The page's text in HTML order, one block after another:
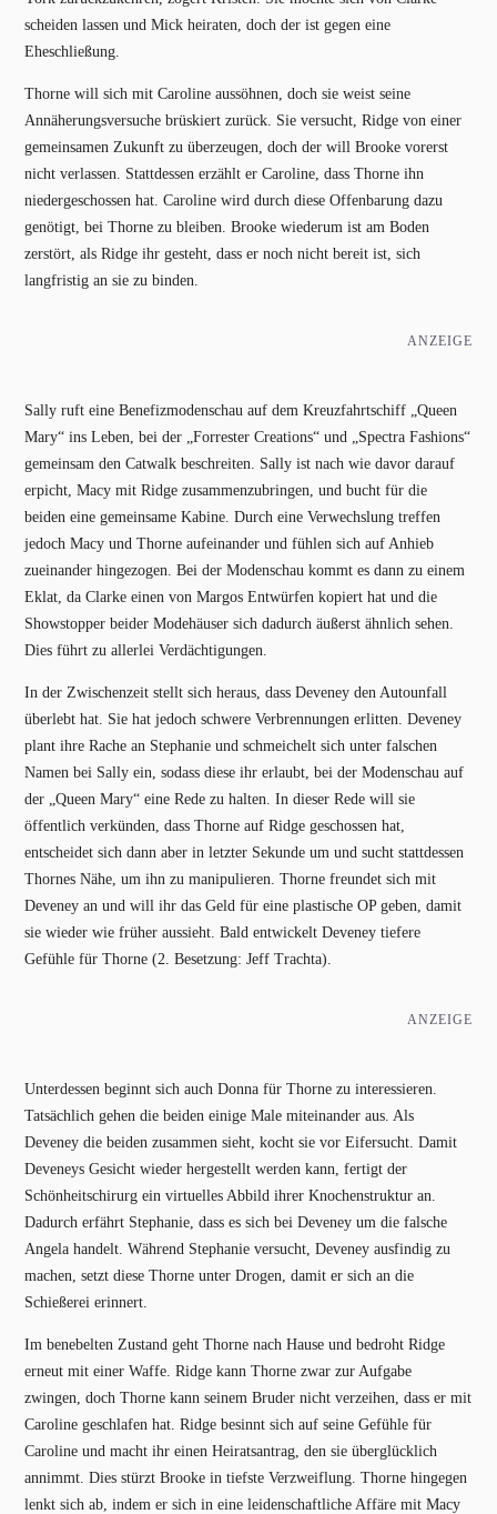
scheiden lassen und Mick heiraten, doch der ist gegen eine
Eheschließung.
Thorne will sich mit Caroline aussöhnen, doch sie weist seine
Annäherungsversuche brüskiert zurück. Sie versucht, Ridge von einer
gemeinsamen Zukunft zu überzeugen, doch der will Brooke vorerst
nicht verlassen. Stattdessen erzählt er Caroline, dass Thorne ihn
niedergeschossen hat. Caroline wird durch diese Offenbarung dazu
genötigt, bei Thorne zu bleiben. Brooke wiederum ist am Boden
zerstört, als Ridge ihr gesteht, dass er noch nicht bereit ist, sich
langfristig an sie zu binden.
ANZEIGE
Sally ruft eine Benefizmodenschau auf dem Kreuzfahrtschiff „Queen
Mary“ ins Leben, bei der „Forrester Creations“ und „Spectra Fashions“
gemeinsam den Catwalk beschreiten. Sally ist nach wie davor darauf
erpicht, Macy mit Ridge zusammenzubringen, und bucht für die
beiden eine gemeinsame Kabine. Durch eine Verwechslung treffen
jedoch Macy und Thorne aufeinander und fühlen sich auf Anhieb
zueinander hingezogen. Bei der Modenschau kommt es dann zu einem
Eklat, da Clarke einen von Margos Entwürfen kopiert hat und die
Showstopper beider Modehäuser sich dadurch äußerst ähnlich sehen.
Dies führt zu allerlei Verdächtigungen.
In der Zwischenzeit stellt sich heraus, dass Deveney den Autounfall
überlebt hat. Sie hat jedoch schwere Verbrennungen erlitten. Deveney
plant ihre Rache an Stephanie und schmeichelt sich unter falschen
Namen bei Sally ein, sodass diese ihr erlaubt, bei der Modenschau auf
der „Queen Mary“ eine Rede zu halten. In dieser Rede will sie
öffentlich verkünden, dass Thorne auf Ridge geschossen hat,
entscheidet sich dann aber in letzter Sekunde um und sucht stattdessen
Thornes Nähe, um ihn zu manipulieren. Thorne freundet sich mit
Deveney an und will ihr das Geld für eine plastische OP geben, damit
sie wieder wie früher aussieht. Bald entwickelt Deveney tiefere
Gefühle für Thorne (2. Besetzung: Jeff Trachta).
ANZEIGE
Unterdessen beginnt sich auch Donna für Thorne zu interessieren.
Tatsächlich gehen die beiden einige Male miteinander aus. Als
Deveney die beiden zusammen sieht, kocht sie vor Eifersucht. Damit
Deveneys Gesicht wieder hergestellt werden kann, fertigt der
Schönheitschirurg ein virtuelles Abbild ihrer Knochenstruktur an.
Dadurch erfährt Stephanie, dass es sich bei Deveney um die falsche
Angela handelt. Während Stephanie versucht, Deveney ausfindig zu
machen, setzt diese Thorne unter Drogen, damit er sich an die
Schießerei erinnert.
Im benebelten Zustand geht Thorne nach Hause und bedroht Ridge
erneut mit einer Waffe. Ridge kann Thorne zwar zur Aufgabe
zwingen, doch Thorne kann seinem Bruder nicht verzeihen, dass er mit
Caroline geschlafen hat. Ridge besinnt sich auf seine Gefühle für
Caroline und macht ihr einen Heiratsantrag, den sie überglücklich
annimmt. Dies stürzt Brooke in tiefste Verzweiflung. Thorne hingegen
lenkt sich ab, indem er sich in eine leidenschaftliche Affäre mit Macy